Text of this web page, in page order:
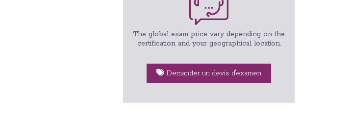
The global exam price vary depending on the
certification and your geographical location.
Demander un devis d'examen